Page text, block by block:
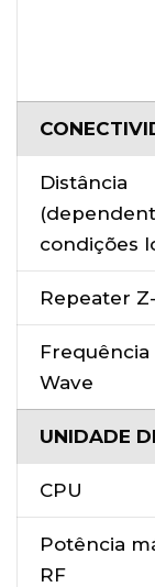
Distância
condições
Repeater
Frequência
Wave
UNIDADE
CPU
Potência
RF